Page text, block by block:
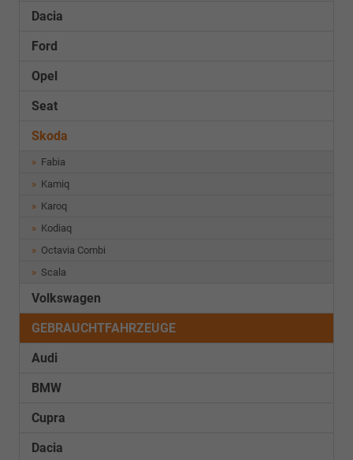
Dacia
Ford
Opel
Seat
Skoda
Fabia
Kamiq
Karoq
Kodiaq
Octavia Combi
Scala
Volkswagen
GEBRAUCHTFAHRZEUGE
Audi
BMW
Cupra
Dacia